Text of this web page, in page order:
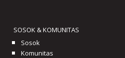
SOSOK & KOMUNITAS
Sosok
Komunitas